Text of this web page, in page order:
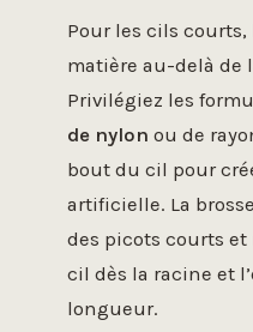
Pour les cils courts,
matière au-delà de
Privilégiez les
de nylon ou de
bout du cil pour
artificielle. La
des picots courts
cil dès la racine et
longueur.